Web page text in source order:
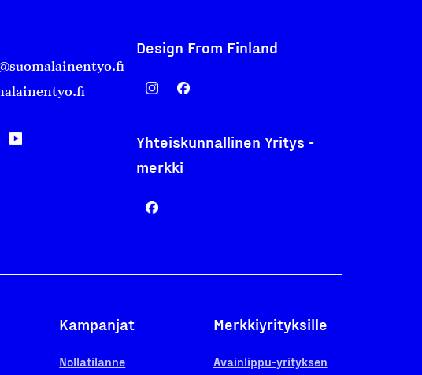
Design From Finland
Yhteiskunnallinen Yritys -
merkki
Kampanjat
Nollatilanne
Merkkiyrityksille
Avainlippu-yrityksen